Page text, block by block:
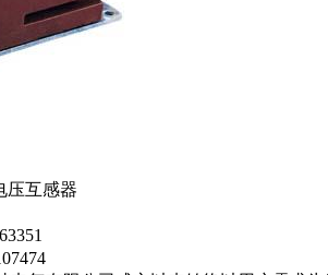
压互感器